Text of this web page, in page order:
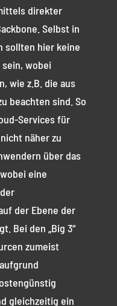
direkter
Selbst in
sollten hier keine
wobei
wie z.B. die aus
beachten sind. So
Services für
näher zu
über das
eine
der Ebene der
Bei den „Big 3“
zumeist
gleichzeitig ein